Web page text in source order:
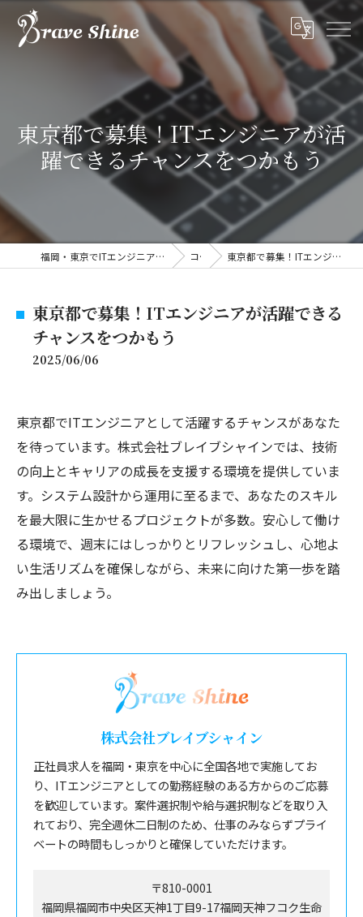
東京都で募集！ITエンジニアが活
躍できるチャンスをつかもう
福岡・東京でITエンジニアの求人なら株式会社ブレイブシャイン コラム 東京都で募集！ITエンジニアが活躍できるチャンスをつかもう
東京都で募集！ITエンジニアが活躍できる
チャンスをつかもう
2025/06/06
東京都でITエンジニアとして活躍するチャンスがあなた
を待っています。株式会社ブレイブシャインでは、技術
の向上とキャリアの成長を支援する環境を提供していま
す。システム設計から運用に至るまで、あなたのスキル
を最大限に生かせるプロジェクトが多数。安心して働け
る環境で、週末にはしっかりとリフレッシュし、心地よ
い生活リズムを確保しながら、未来に向けた第一歩を踏
み出しましょう。
株式会社ブレイブシャイン
正社員求人を福岡・東京を中心に全国各地で実施してお
り、ITエンジニアとしての勤務経験のある方からのご応募
を歓迎しています。案件選択制や給与選択制などを取り入
れており、完全週休二日制のため、仕事のみならずプライ
ベートの時間もしっかりと確保していただけます。
〒810-0001
福岡県福岡市中央区天神1丁目9-17福岡天神フコク生命